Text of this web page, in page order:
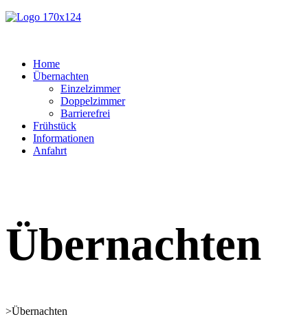
Home
Übernachten
Einzelzimmer
Doppelzimmer
Barrierefrei
Frühstück
Informationen
Anfahrt
Übernachten
>Übernachten